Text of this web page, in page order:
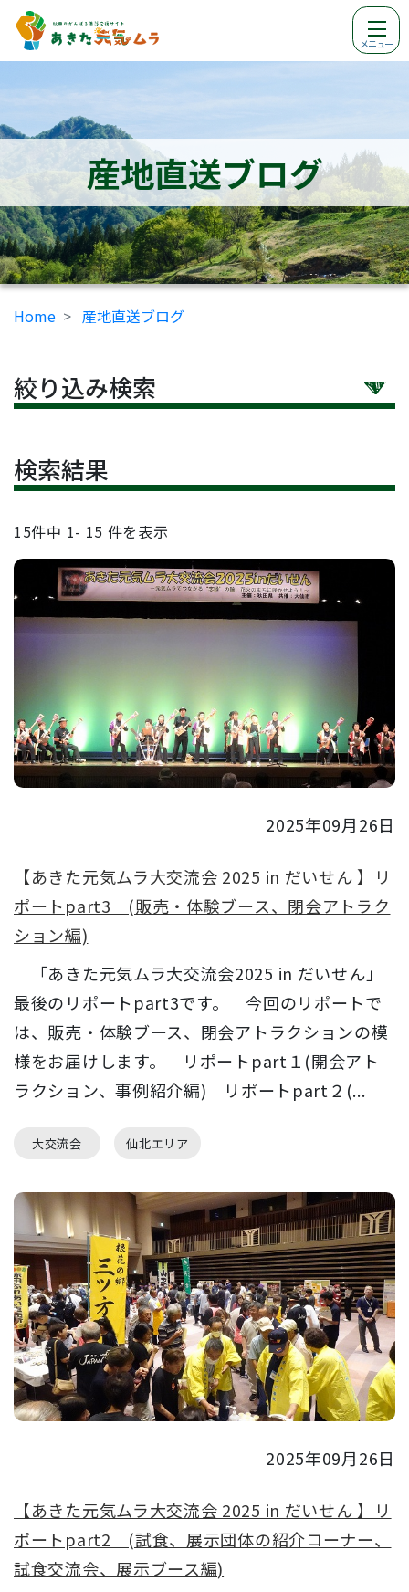
メニュー
産地直送ブログ
Home 産地直送ブログ
絞り込み検索
検索結果
15件中 1- 15 件を表示
2025年09月26日
【あきた元気ムラ大交流会 2025 in だいせん 】リ
ポートpart3 (販売・体験ブース、閉会アトラク
ション編)
「あきた元気ムラ大交流会2025 in だいせん」
最後のリポートpart3です。 今回のリポートで
は、販売・体験ブース、閉会アトラクションの模
様をお届けします。 リポートpart１(開会アト
ラクション、事例紹介編) リポートpart２(...
大交流会 仙北エリア
2025年09月26日
【あきた元気ムラ大交流会 2025 in だいせん 】リ
ポートpart2 (試食、展示団体の紹介コーナー、
試食交流会、展示ブース編)